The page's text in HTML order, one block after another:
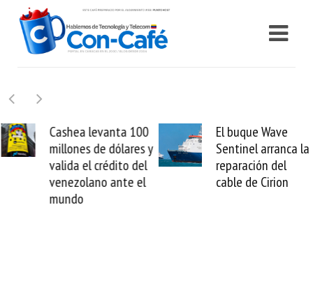
Cashea levanta 100
millones de dólares y
valida el crédito del
venezolano ante el
mundo
El buque Wave
Sentinel arranca la
reparación del
cable de Cirion